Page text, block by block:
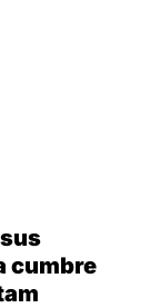
cumbre